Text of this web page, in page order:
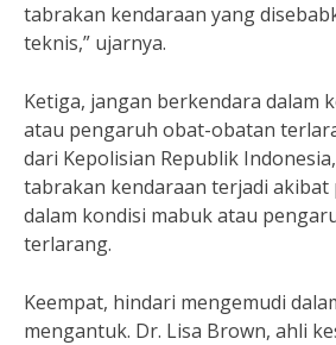
tabrakan kendaraan yang
teknis,” ujarnya.
Ketiga, jangan berkendara dalam
atau pengaruh obat-obatan
dari Kepolisian Republik
tabrakan kendaraan terjadi akibat
dalam kondisi mabuk atau
terlarang.
Keempat, hindari mengemudi
mengantuk. Dr. Lisa Brown, ahli